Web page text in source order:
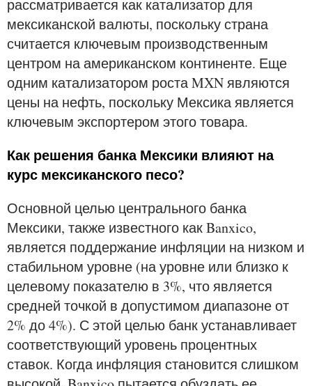
рассматривается как катализатор для
мексиканской валюты, поскольку страна
считается ключевым производственным
центром на американском континенте. Еще
одним катализатором роста MXN являются
цены на нефть, поскольку Мексика является
ключевым экспортером этого товара.
Как решения банка Мексики влияют на
курс мексиканского песо?
Основной целью центрального банка
Мексики, также известного как Banxico,
является поддержание инфляции на низком и
стабильном уровне (на уровне или близко к
целевому показателю в 3%, что является
средней точкой в допустимом диапазоне от
2% до 4%). С этой целью банк устанавливает
соответствующий уровень процентных
ставок. Когда инфляция становится слишком